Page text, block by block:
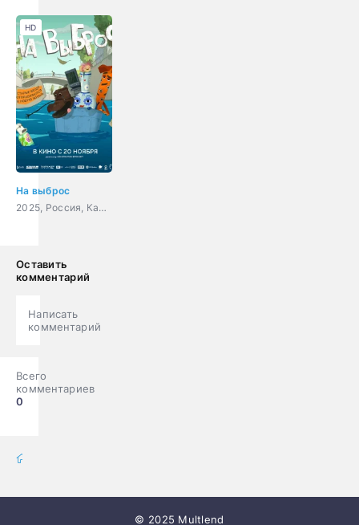
На выброс
2025, Россия, Канада, мультфильм, приключения
HD
Оставить
комментарий
Написать
комментарий
Всего
комментариев
0
© 2025 Multlend